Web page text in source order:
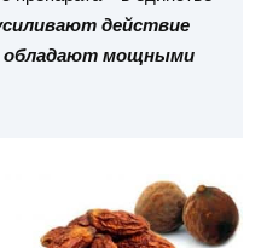
действие
обладают мощными